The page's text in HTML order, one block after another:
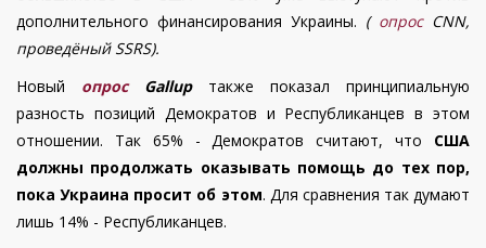
дополнительного финансирования Украины. (опросCNN,
проведёный SSRS).
Новый
опросGallup также показал принципиальную
разность позиций Демократов и Республиканцев в этом
отношении.
Так 65% - Демократов считают, что США
должны продолжать оказывать помощь до тех пор,
пока Украина просит об этом. Для сравнения так думают
лишь 14% - Республиканцев.